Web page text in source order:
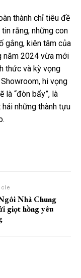
thành chỉ tiêu đề
rằng, những con
gắng, kiên tâm của
năm 2024 vừa mới
thức và kỳ vọng
hi vọng
là “đòn bẩy”, là
những thành tựu
Nhà Chung
giọt hồng yêu